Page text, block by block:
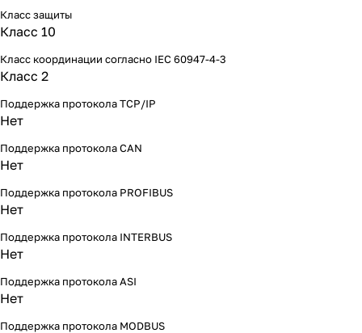
Класс защиты
Класс 10
Класс координации согласно IEC 60947-4-3
Класс 2
Поддержка протокола TCP/IP
Нет
Поддержка протокола CAN
Нет
Поддержка протокола PROFIBUS
Нет
Поддержка протокола INTERBUS
Нет
Поддержка протокола ASI
Нет
Поддержка протокола MODBUS